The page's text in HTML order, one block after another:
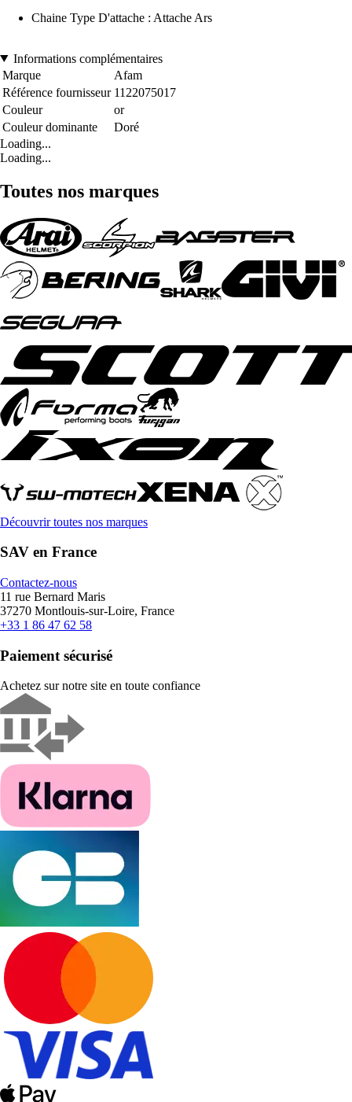
Chaine Type D'attache : Attache Ars
Informations complémentaires
Marque
Afam
Référence fournisseur 1122075017
Couleur
or
Couleur dominante
Doré
Loading...
Loading...
Toutes nos marques
Découvrir toutes nos marques
SAV en France
Contactez-nous
11 rue Bernard Maris
37270 Montlouis-sur-Loire, France
+33 1 86 47 62 58
Paiement sécurisé
Achetez sur notre site en toute confiance